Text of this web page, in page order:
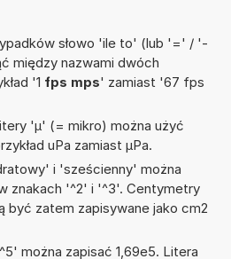
słowo 'ile to' (lub '=' / '-
między nazwami dwóch
'1 fps mps' zamiast '67 fps
'µ' (= mikro) można użyć
uPa zamiast µPa.
i 'sześcienny' można
znakach '^2' i '^3'. Centymetry
być zatem zapisywane jako cm2
można zapisać 1,69e5. Litera